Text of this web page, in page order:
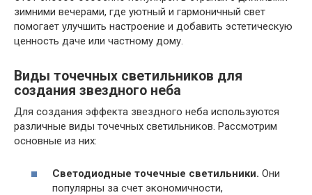
зимними вечерами, где уютный и гармоничный свет
помогает улучшить настроение и добавить эстетическую
ценность даче или частному дому.
Виды точечных светильников для
создания звездного неба
Для создания эффекта звездного неба используются
различные виды точечных светильников. Рассмотрим
основные из них:
Светодиодные точечные светильники. Они
популярны за счет экономичности,